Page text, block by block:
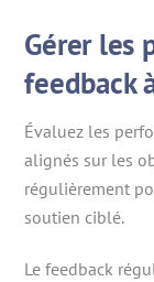
Gérer les
feedback
Évaluez les
alignés sur les
régulièrement
soutien ciblé.
Le feedback